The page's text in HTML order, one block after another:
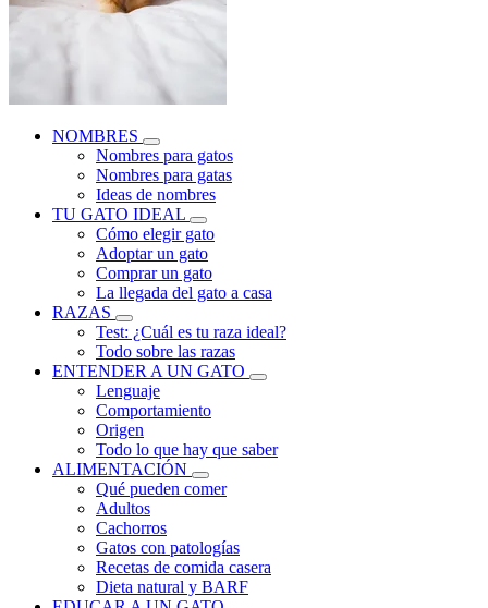
NOMBRES
Nombres para gatos
Nombres para gatas
Ideas de nombres
TU GATO IDEAL
Cómo elegir gato
Adoptar un gato
Comprar un gato
La llegada del gato a casa
RAZAS
Test: ¿Cuál es tu raza ideal?
Todo sobre las razas
ENTENDER A UN GATO
Lenguaje
Comportamiento
Origen
Todo lo que hay que saber
ALIMENTACIÓN
Qué pueden comer
Adultos
Cachorros
Gatos con patologías
Recetas de comida casera
Dieta natural y BARF